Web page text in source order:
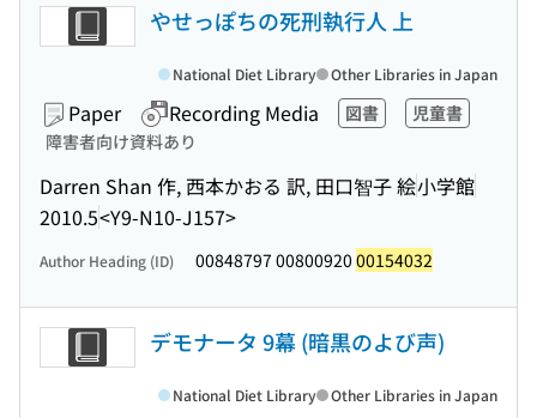
やせっぽちの死刑執行人 上
Paper Recording Media 図書
児童書
障害者向け資料あり
Darren Shan 作, 西本かおる 訳, 田口智子 絵小学館
2010.5<Y9-N10-J157>
National Diet Library Other Libraries in Japan
Author Heading (ID) 00848797 00800920 00154032
デモナータ 9幕 (暗黒のよび声)
National Diet Library Other Libraries in Japan